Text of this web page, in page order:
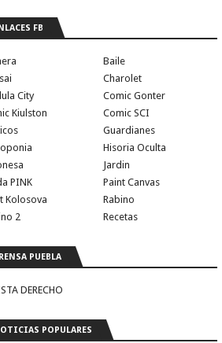
FB
Baile
Charolet
City
Comic Gonter
Kiulston
Comic SCI
Guardianes
Hisoria Oculta
Jardin
PINK
Paint Canvas
Kolosova
Rabino
2
Recetas
PUEBLA
DERECHO
POPULARES